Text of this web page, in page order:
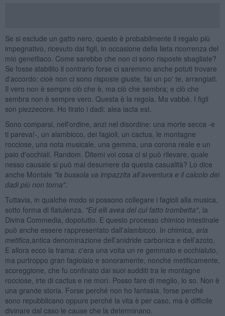
Se si esclude un gatto nero, questo è probabilmente il regalo più
impegnativo, ricevuto dai figli, in occasione della lieta ricorrenza del
mio genetliaco. Come sarebbe che non ci sono risposte sbagliate?
Se fosse stabilito il contrario forse ci saremmo anche potuti trovare
d'accordo: cioè non ci sono risposte giuste, fai un po' te, arrangiati.
Il vero non è sempre ciò che è, ma ciò che sembra; e ciò che
sembra non è sempre vero. Questa è la regola. Ma vabbè. I figli
son piezzecore. Ho tirato i dadi: alea iacta est.
Sono comparsi, nell'ordine, anzi nel disordine: una morte secca -e
ti pareva!-, un alambicco, dei fagioli, un cactus, le montagne
rocciose, una nota musicale, una gemma, una corona reale e un
paio d'occhiali. Random. Ditemi voi cosa ci si può rilevare, quale
nesso causale si può mai desumere da questa casualità? Lo dice
anche Montale "la bussola va impazzita all’avventura e il calcolo dei
dadi più non torna".
Tuttavia, in qualche modo si possono collegare i fagioli alla musica,
sotto forma di flatulenza. "Ed elli avea del cul fatto trombetta", la
Divina Commedia, dopotutto. E questo processo chimico intestinale
può anche essere rappresentato dall'alambicco. In chimica, aria
metifica ,antica denominazione dell’anidride carbonica e dell’azoto.
E allora ecco la trama: c'era una volta un re gemmato e occhialuto,
ma purtroppo gran fagiolaio e sonoramente, nonché metificamente,
scoreggione, che fu confinato dai suoi sudditi tra le montagne
rocciose, irte di cactus e ne morì. Posso fare di meglio, lo so. Non è
una grande storia. Forse perché non ho fantasia, forse perché
sono repubblicano oppure perché la vita è per caso, ma è difficile
divinare dal caso le cause che la determinano.